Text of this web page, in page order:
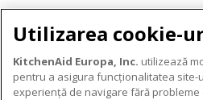
DESCĂRCARE
Utilizarea cookie-
KitchenAid Europa, Inc. utilizează
pentru a asigura funcționalitatea site-
experiență de navigare fără probleme